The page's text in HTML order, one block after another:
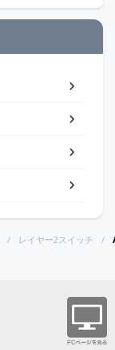
レイヤー2スイッチ